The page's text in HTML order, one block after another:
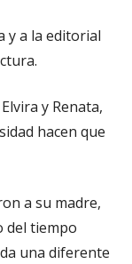
y a la editorial
y Renata,
hacen que
a su madre,
del tiempo
una diferente